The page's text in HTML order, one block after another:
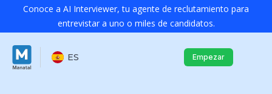
Conoce a AI Interviewer, tu agente de reclutamiento para
entrevistar a uno o miles de candidatos.
ES Empezar